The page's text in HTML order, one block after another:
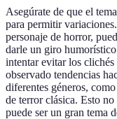
Asegúrate de que el
para permitir
personaje de horror,
darle un giro
intentar evitar los
observado tendencias
diferentes géneros,
de terror clásica. Esto
puede ser un gran tema